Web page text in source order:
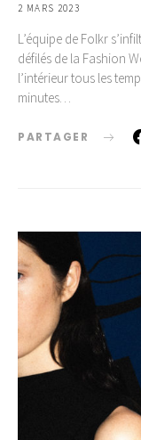
2 MARS 2023
L’équipe de Folkr
défilés de la Fashion
l’intérieur tous les
minutes…
PARTAGER